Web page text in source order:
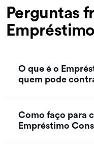
Perguntas
O que é o
quem pode
Como faço para
Empréstimo